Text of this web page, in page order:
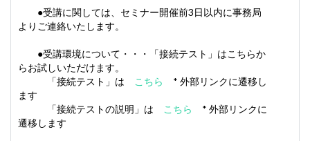
●受講に関しては、セミナー開催前3日以内に事務局
よりご連絡いたします。
●受講環境について・・・「接続テスト」はこちらか
らお試しいただけます。
「接続テスト」は
こちら
* 外部リンクに遷移し
ます
「接続テストの説明」は
こちら
* 外部リンクに
遷移します